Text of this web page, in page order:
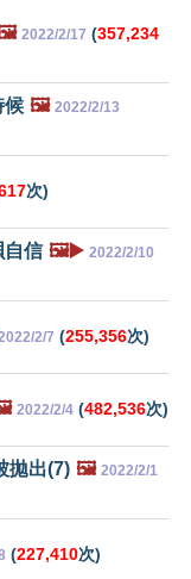
2022/2/17 (357,234
候 🖼️ 2022/2/13
次)
自信 🖼️▶️ 2022/2/10
2/7 (255,356次)
2022/2/4 (482,536次)
拋出(7) 🖼️ 2022/2/1
(227,410次)